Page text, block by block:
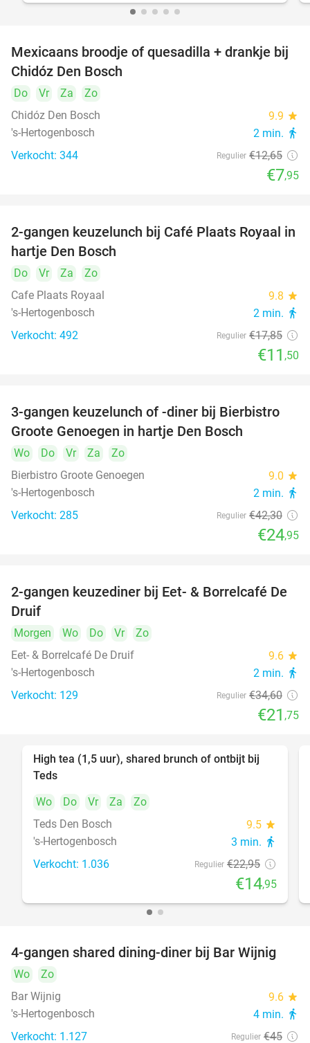
37%
Mexicaans broodje of quesadilla + drankje bij
Chidóz Den Bosch
Do Vr Za
Zo
Chidóz Den Bosch
9.9 star
's-Hertogenbosch 2 min. directions_walk
Verkocht: 344 Regulier €12,65
€7,95
36%
2-gangen keuzelunch bij Café Plaats Royaal in
hartje Den Bosch
Do Vr Za
Zo
Cafe Plaats Royaal
9.8 star
's-Hertogenbosch 2 min. directions_walk
Verkocht: 492 Regulier €17,85
€11 ,50
41%
3-gangen keuzelunch of -diner bij Bierbistro
Groote Genoegen in hartje Den Bosch
Wo Do Vr Za
Zo
Bierbistro Groote Genoegen
9.0 star
's-Hertogenbosch 2 min. directions_walk
Verkocht: 285 Regulier €42,30
€24,95
37%
2-gangen keuzediner bij Eet- & Borrelcafé De
Druif
Morgen Wo Do Vr
Zo
Eet- & Borrelcafé De Druif
9.6 star
's-Hertogenbosch 2 min. directions_walk
Verkocht: 129 Regulier €34,60
€21 ,75
35%
High tea (1,5 uur), shared brunch of ontbijt bij
Teds
Wo
Do Vr Za
Zo
Teds Den Bosch
9.5 star
's-Hertogenbosch 3 min. directions_walk
Verkocht: 1.036 Regulier €22,95
€14,95
45%
4-gangen shared dining-diner bij Bar Wijnig
Wo
Zo
Bar Wijnig
9.6 star
's-Hertogenbosch 4 min. directions_walk
Verkocht: 1.127 Regulier €45